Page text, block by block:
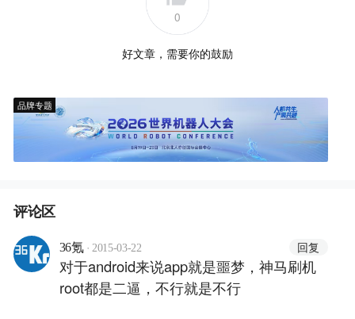
0
好文章，需要你的鼓励
品牌专题
评论区
36氪 · 2015-03-22 回复
对于android来说app就是噩梦，神马刷机
root都是二逼，不行就是不行